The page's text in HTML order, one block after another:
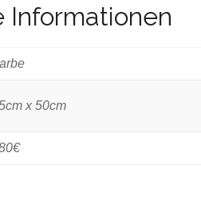
Informationen
x 50cm